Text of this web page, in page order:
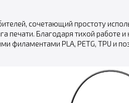
сочетающий простоту
печати. Благодаря тихой
филаментами PLA, PETG, TPU и